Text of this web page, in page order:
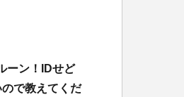
ーン！IDせど
で教えてくだ